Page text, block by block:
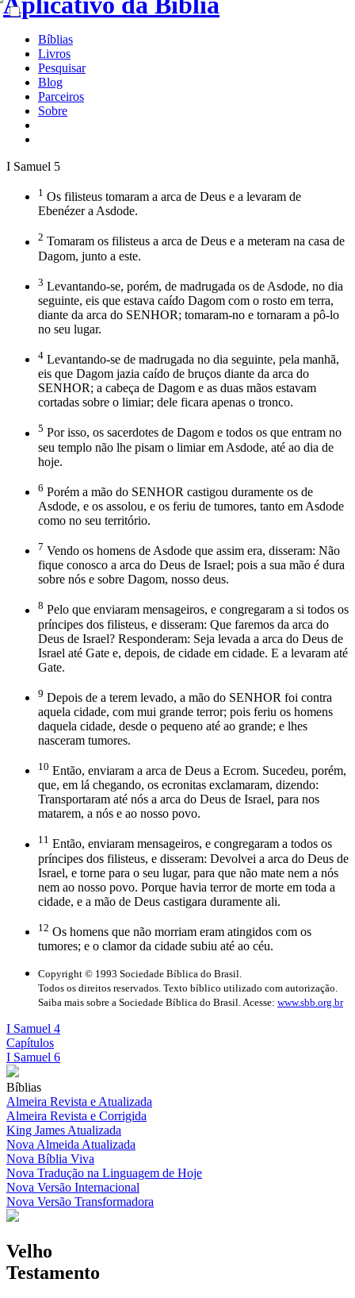
Bíblias
Livros
Pesquisar
Blog
Parceiros
Sobre
I Samuel 5
1 Os filisteus tomaram a arca de Deus e a levaram de
Ebenézer a Asdode.
2 Tomaram os filisteus a arca de Deus e a meteram na casa de
Dagom, junto a este.
3 Levantando-se, porém, de madrugada os de Asdode, no dia
seguinte, eis que estava caído Dagom com o rosto em terra,
diante da arca do SENHOR; tomaram-no e tornaram a pô-lo
no seu lugar.
4 Levantando-se de madrugada no dia seguinte, pela manhã,
eis que Dagom jazia caído de bruços diante da arca do
SENHOR; a cabeça de Dagom e as duas mãos estavam
cortadas sobre o limiar; dele ficara apenas o tronco.
5 Por isso, os sacerdotes de Dagom e todos os que entram no
seu templo não lhe pisam o limiar em Asdode, até ao dia de
hoje.
6 Porém a mão do SENHOR castigou duramente os de
Asdode, e os assolou, e os feriu de tumores, tanto em Asdode
como no seu território.
7 Vendo os homens de Asdode que assim era, disseram: Não
fique conosco a arca do Deus de Israel; pois a sua mão é dura
sobre nós e sobre Dagom, nosso deus.
8 Pelo que enviaram mensageiros, e congregaram a si todos os
príncipes dos filisteus, e disseram: Que faremos da arca do
Deus de Israel? Responderam: Seja levada a arca do Deus de
Israel até Gate e, depois, de cidade em cidade. E a levaram até
Gate.
9 Depois de a terem levado, a mão do SENHOR foi contra
aquela cidade, com mui grande terror; pois feriu os homens
daquela cidade, desde o pequeno até ao grande; e lhes
nasceram tumores.
10 Então, enviaram a arca de Deus a Ecrom. Sucedeu, porém,
que, em lá chegando, os ecronitas exclamaram, dizendo:
Transportaram até nós a arca do Deus de Israel, para nos
matarem, a nós e ao nosso povo.
11 Então, enviaram mensageiros, e congregaram a todos os
príncipes dos filisteus, e disseram: Devolvei a arca do Deus de
Israel, e torne para o seu lugar, para que não mate nem a nós
nem ao nosso povo. Porque havia terror de morte em toda a
cidade, e a mão de Deus castigara duramente ali.
12 Os homens que não morriam eram atingidos com os
tumores; e o clamor da cidade subiu até ao céu.
Copyright © 1993 Sociedade Bíblica do Brasil.
Todos os direitos reservados. Texto bíblico utilizado com autorização.
Saiba mais sobre a Sociedade Bíblica do Brasil. Acesse: www.sbb.org.br
I Samuel 4
Capítulos
I Samuel 6
Bíblias
Almeira Revista e Atualizada
Almeira Revista e Corrigida
King James Atualizada
Nova Almeida Atualizada
Nova Bíblia Viva
Nova Tradução na Linguagem de Hoje
Nova Versão Internacional
Nova Versão Transformadora
Velho
Testamento